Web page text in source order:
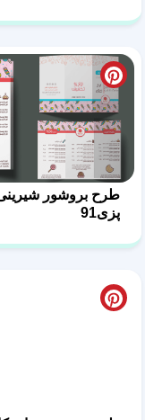
طرح بروشور شیرینی
پزی91